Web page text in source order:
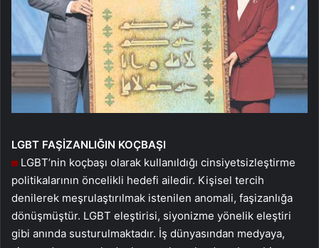
LGBT FAŞİZANLIĞIN KOÇBAŞI
LGBT’nin koçbaşı olarak kullanıldığı cinsiyetsizleştirme
politikalarının öncelikli hedefi ailedir. Kişisel tercih
denilerek meşrulaştırılmak istenilen anomali, faşizanlığa
dönüşmüştür. LGBT eleştirisi, siyonizme yönelik eleştiri
gibi anında susturulmaktadır. İş dünyasından medyaya,